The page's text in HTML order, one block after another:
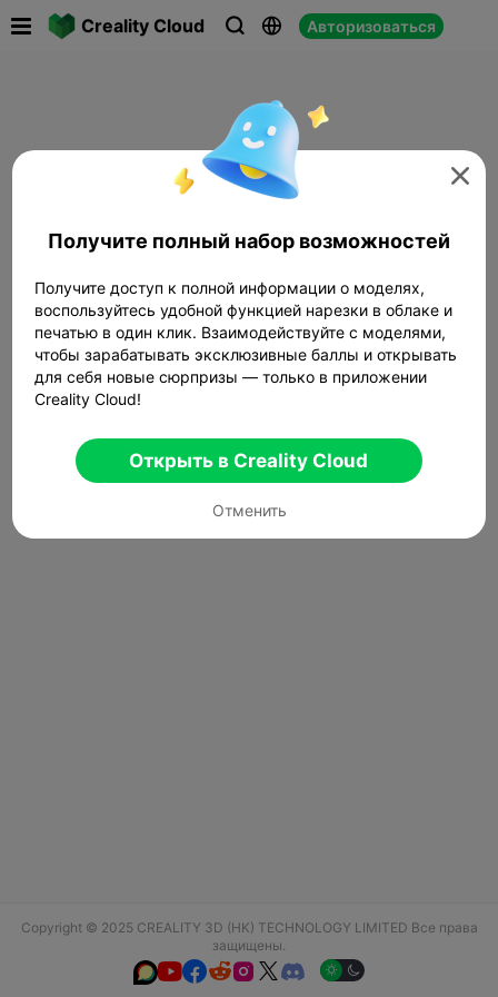
Creality Cloud   Авторизоваться
Copyright © 2025 CREALITY 3D (HK) TECHNOLOGY LIMITED Все права
защищены.
  

Получите полный набор возможностей
Получите доступ к полной информации о моделях,
воспользуйтесь удобной функцией нарезки в облаке и
печатью в один клик. Взаимодействуйте с моделями,
чтобы зарабатывать эксклюзивные баллы и открывать
для себя новые сюрпризы — только в приложении
Creality Cloud!
Открыть в Creality Cloud
Отменить